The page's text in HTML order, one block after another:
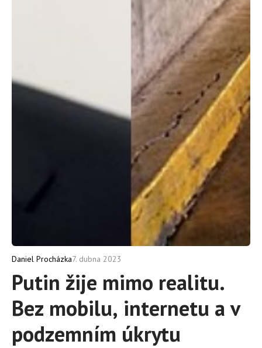
Daniel Procházka7. dubna 2023
Putin žije mimo realitu.
Bez mobilu, internetu a v
podzemním úkrytu